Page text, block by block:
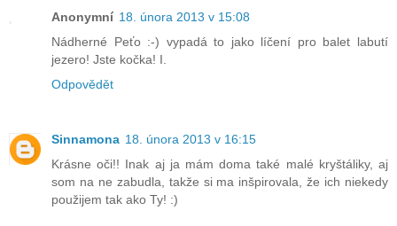
Anonymní 18. února 2013 v 15:08
Nádherné Peťo :-) vypadá to jako líčení pro balet labutí
jezero! Jste kočka! I.
Odpovědět
Sinnamona 18. února 2013 v 16:15
Krásne oči!! Inak aj ja mám doma také malé kryštáliky, aj
som na ne zabudla, takže si ma inšpirovala, že ich niekedy
použijem tak ako Ty! :)